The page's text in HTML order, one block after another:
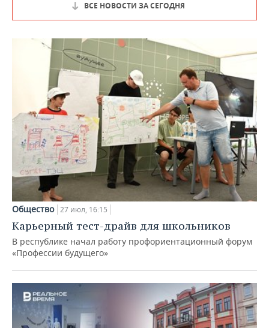
ВСЕ НОВОСТИ ЗА СЕГОДНЯ
Общество 27 июл, 16:15
Карьерный тест-драйв для школьников
В республике начал работу профориентационный форум
«Профессии будущего»